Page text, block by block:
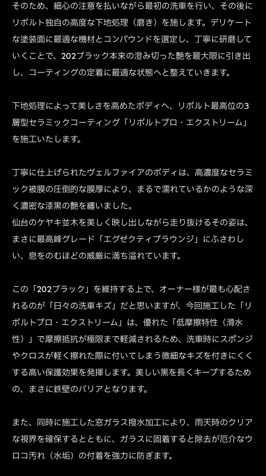
そのため、細心の注意を払いながら最初の洗車を行い、その後に
リボルト独自の高度な下地処理（磨き）を施します。デリケート
な塗装面に最適な機材とコンパウンドを選定し、丁寧に研磨して
いくことで、202ブラック本来の澄み切った艶を最大限に引き出
し、コーティングの定着に最適な状態へと整えていきます。
下地処理によって美しさを高めたボディへ、リボルト最高位の3
層型セラミックコーティング「リボルトプロ・エクストリーム」
を施工いたします。
丁寧に仕上げられたヴェルファイアのボディは、高濃度なセラミ
ック被膜の圧倒的な膜厚により、まるで濡れているかのような深
く濃密な漆黒の艶を纏いました。
仙台のケヤキ並木を美しく映し出しながら走り抜けるその姿は、
まさに最高峰グレード「エグゼクティブラウンジ」にふさわし
い、息をのむほどの威厳に満ち溢れています。
この「202ブラック」を維持する上で、オーナー様が最も心配さ
れるのが「日々の洗車キズ」だと思いますが、今回施工した「リ
ボルトプロ・エクストリーム」は、優れた「低摩擦特性（滑水
性）」で摩擦抵抗が極限まで軽減されるため、洗車時にスポンジ
やクロスが軽く擦れた際に付いてしまう微細なキズを付きにくく
する高い保護効果を発揮します。美しい黒を長くキープするため
の、まさに鉄壁のバリアとなります。
また、同時に施工した窓ガラス撥水加工により、雨天時のクリア
な視界を確保するとともに、ガラスに固着すると除去が厄介なウ
ロコ汚れ（水垢）の付着を強力に防ぎます。